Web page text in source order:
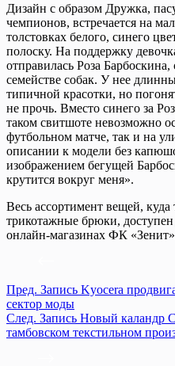
Дизайн с образом Дружка,
чемпионов, встречается на
толстовках белого, синего
полоску. На поддержку
отправилась Роза
семействе собак. У нее
типичной красотки, но
не прочь. Вместо синего за
таком свитшоте невозможно
футбольном матче, так и на
описании к модели без
изображением бегущей
крутится вокруг меня».
Весь ассортимент вещей, куда
трикотажные брюки,
онлайн-магазинах ФК
Пред. Запись Kyocera
сектор моды
След. Запись Новый каландр
тамбовском текстильном